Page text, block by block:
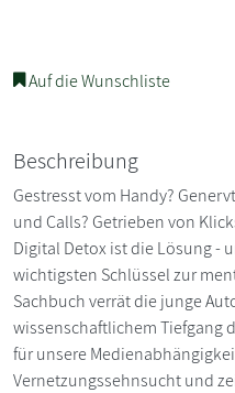
Auf die Wunschliste
Beschreibung
Gestresst vom Handy?
und Calls? Getrieben von
Digital Detox ist die Lösung -
wichtigsten Schlüssel zur
Sachbuch verrät die junge
wissenschaftlichem Tiefgang
für unsere
Vernetzungssehnsucht und